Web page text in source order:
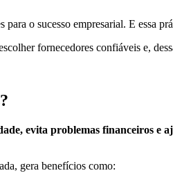
o sucesso empresarial. E essa
fornecedores confiáveis e,
evita problemas financeiros e
gera benefícios como: